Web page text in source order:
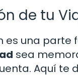
de tu
es una
sea
Aquí te